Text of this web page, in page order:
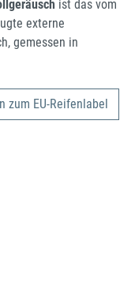
ist das vom
externe
gemessen in
zum EU-Reifenlabel